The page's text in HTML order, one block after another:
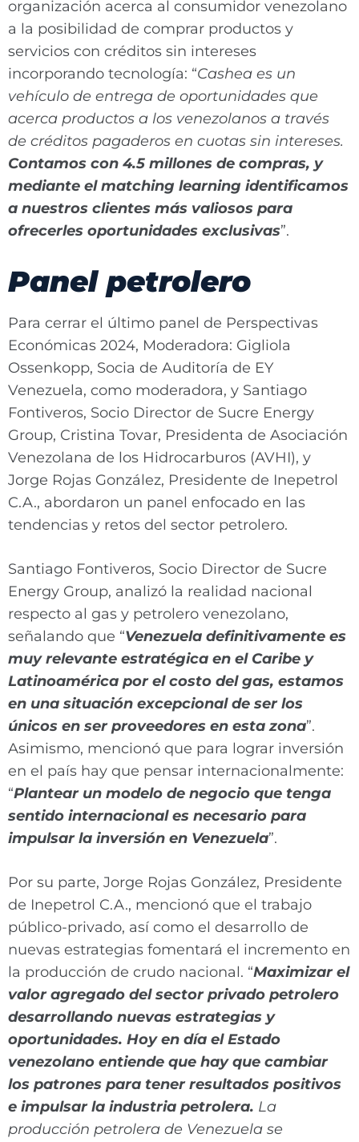
organización acerca al consumidor venezolano
a la posibilidad de comprar productos y
servicios con créditos sin intereses
incorporando tecnología: “Cashea es un
vehículo de entrega de oportunidades que
acerca productos a los venezolanos a través
de créditos pagaderos en cuotas sin intereses.
Contamos con 4.5 millones de compras, y
mediante el matching learning identificamos
a nuestros clientes más valiosos para
ofrecerles oportunidades exclusivas”.
Panel petrolero
Para cerrar el último panel de Perspectivas
Económicas 2024, Moderadora: Gigliola
Ossenkopp, Socia de Auditoría de EY
Venezuela, como moderadora, y Santiago
Fontiveros, Socio Director de Sucre Energy
Group, Cristina Tovar, Presidenta de Asociación
Venezolana de los Hidrocarburos (AVHI), y
Jorge Rojas González, Presidente de Inepetrol
C.A., abordaron un panel enfocado en las
tendencias y retos del sector petrolero.
Santiago Fontiveros, Socio Director de Sucre
Energy Group, analizó la realidad nacional
respecto al gas y petrolero venezolano,
señalando que “Venezuela definitivamente es
muy relevante estratégica en el Caribe y
Latinoamérica por el costo del gas, estamos
en una situación excepcional de ser los
únicos en ser proveedores en esta zona”.
Asimismo, mencionó que para lograr inversión
en el país hay que pensar internacionalmente:
“Plantear un modelo de negocio que tenga
sentido internacional es necesario para
impulsar la inversión en Venezuela”.
Por su parte, Jorge Rojas González, Presidente
de Inepetrol C.A., mencionó que el trabajo
público-privado, así como el desarrollo de
nuevas estrategias fomentará el incremento en
la producción de crudo nacional. “Maximizar el
valor agregado del sector privado petrolero
desarrollando nuevas estrategias y
oportunidades. Hoy en día el Estado
venezolano entiende que hay que cambiar
los patrones para tener resultados positivos
e impulsar la industria petrolera. La
producción petrolera de Venezuela se